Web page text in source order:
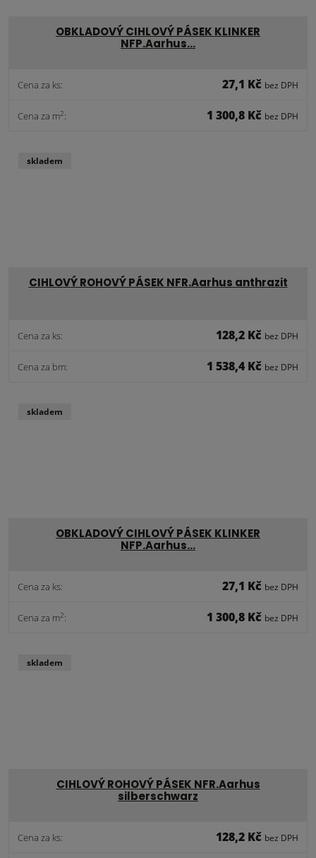
OBKLADOVÝ CIHLOVÝ PÁSEK KLINKER
NFP.Aarhus…
Cena za ks: 27,1 Kč bez DPH
Cena za m2: 1 300,8 Kč bez DPH
CIHLOVÝ ROHOVÝ PÁSEK NFR.Aarhus anthrazit
Cena za ks: 128,2 Kč bez DPH
Cena za bm: 1 538,4 Kč bez DPH
skladem
OBKLADOVÝ CIHLOVÝ PÁSEK KLINKER
NFP.Aarhus…
Cena za ks: 27,1 Kč bez DPH
Cena za m2: 1 300,8 Kč bez DPH
skladem
CIHLOVÝ ROHOVÝ PÁSEK NFR.Aarhus
silberschwarz
Cena za ks: 128,2 Kč bez DPH
skladem